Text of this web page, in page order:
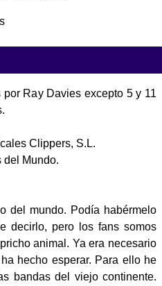
Ray Davies excepto 5 y 11
Clippers, S.L.
del Mundo.
del mundo. Podía habérmelo
decirlo, pero los fans somos
animal. Ya era necesario
hecho esperar. Para ello he
bandas del viejo continente.